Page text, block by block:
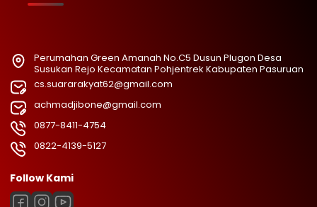
Perumahan Green Amanah No.C5 Dusun Plugon Desa
Susukan Rejo Kecamatan Pohjentrek Kabupaten Pasuruan
cs.suararakyat62@gmail.com
achmadjibone@gmail.com
0877-8411-4754
0822-4139-5127
Follow Kami